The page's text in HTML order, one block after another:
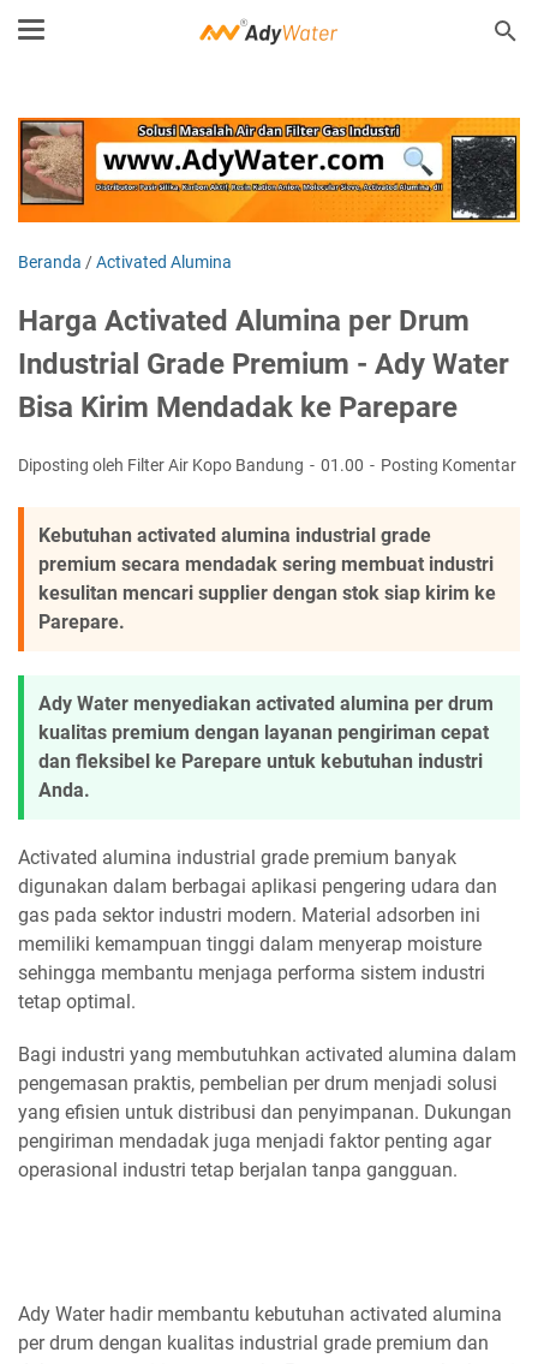
Beranda /Activated Alumina
Harga Activated Alumina per Drum
Industrial Grade Premium - Ady Water
Bisa Kirim Mendadak ke Parepare
Diposting oleh Filter Air Kopo Bandung 01.00 Posting Komentar
Kebutuhan activated alumina industrial grade
premium secara mendadak sering membuat industri
kesulitan mencari supplier dengan stok siap kirim ke
Parepare.
Ady Water menyediakan activated alumina per drum
kualitas premium dengan layanan pengiriman cepat
dan fleksibel ke Parepare untuk kebutuhan industri
Anda.
Activated alumina industrial grade premium banyak
digunakan dalam berbagai aplikasi pengering udara dan
gas pada sektor industri modern. Material adsorben ini
memiliki kemampuan tinggi dalam menyerap moisture
sehingga membantu menjaga performa sistem industri
tetap optimal.
Bagi industri yang membutuhkan activated alumina dalam
pengemasan praktis, pembelian per drum menjadi solusi
yang efisien untuk distribusi dan penyimpanan. Dukungan
pengiriman mendadak juga menjadi faktor penting agar
operasional industri tetap berjalan tanpa gangguan.
Ady Water hadir membantu kebutuhan activated alumina
per drum dengan kualitas industrial grade premium dan